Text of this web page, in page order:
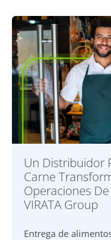
Un Distribuidor
Carne
Operaciones
VIRATA Group
Entrega de